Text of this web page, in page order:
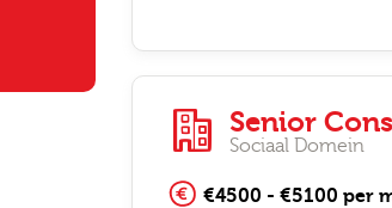
Senior
Sociaal Domein
€4500 - €5100 per